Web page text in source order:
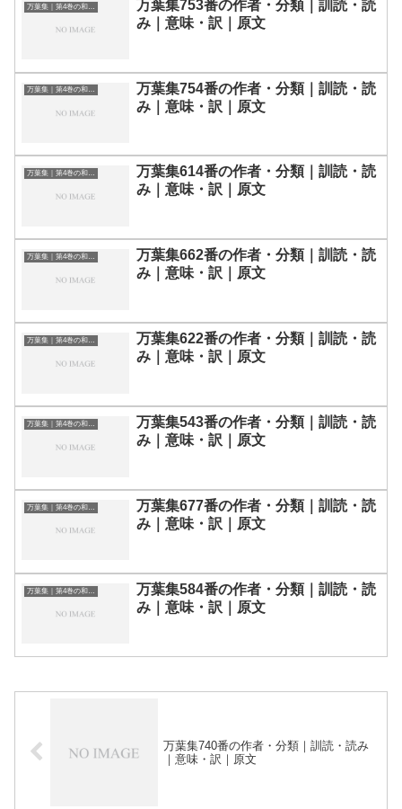
万葉集｜第4巻の和歌一覧
万葉集753番の作者・分類｜訓読・読
み｜意味・訳｜原文
万葉集｜第4巻の和歌一覧
万葉集754番の作者・分類｜訓読・読
み｜意味・訳｜原文
万葉集｜第4巻の和歌一覧
万葉集614番の作者・分類｜訓読・読
み｜意味・訳｜原文
万葉集｜第4巻の和歌一覧
万葉集662番の作者・分類｜訓読・読
み｜意味・訳｜原文
万葉集｜第4巻の和歌一覧
万葉集622番の作者・分類｜訓読・読
み｜意味・訳｜原文
万葉集｜第4巻の和歌一覧
万葉集543番の作者・分類｜訓読・読
み｜意味・訳｜原文
万葉集｜第4巻の和歌一覧
万葉集677番の作者・分類｜訓読・読
み｜意味・訳｜原文
万葉集584番の作者・分類｜訓読・読
み｜意味・訳｜原文
万葉集740番の作者・分類｜訓読・読み
｜意味・訳｜原文